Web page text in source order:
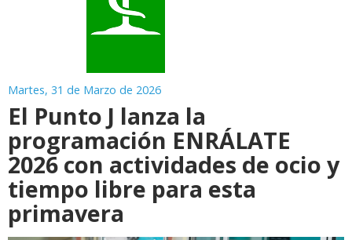
Martes, 31 de Marzo de 2026
El Punto J lanza la
programación ENRÁLATE
2026 con actividades de ocio y
tiempo libre para esta
primavera